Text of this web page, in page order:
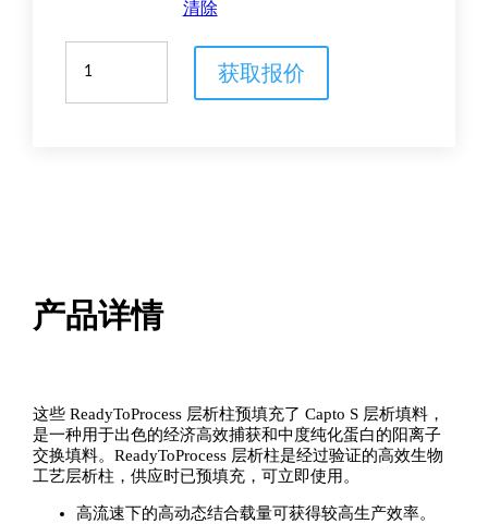
清除
性
层
量
获取报价
产品详情
这些 ReadyToProcess 层析柱预填充了 Capto S 层析填料，
是一种用于出色的经济高效捕获和中度纯化蛋白的阳离子
交换填料。ReadyToProcess 层析柱是经过验证的高效生物
工艺层析柱，供应时已预填充，可立即使用。
高流速下的高动态结合载量可获得较高生产效率。